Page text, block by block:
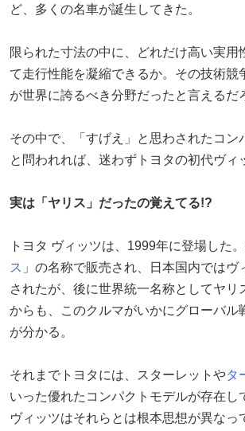
ど、多くの名車が誕生してきた。
限られた寸法の中に、どれだけ高い実用
て走行性能を凝縮できるか。その技術競
が世界に誇るべき分野だったと言えるだ
その中で、「すげえ」と思わされたコン
と問われれば、迷わずトヨタの初代ヴィ
実は「ヤリス」だったの覚えてる!?
トヨタ ヴィッツは、1999年に登場した
ス 」の名称で販売され、日本国内ではヴ
されたが、後に世界統一名称としてヤリ
からも、このクルマがいかにグローバル
が分かる。
それまでトヨタには、スターレットやタ
いった優れたコンパクトモデルが存在し
ヴィッツはそれらとは根本思想が異なっ